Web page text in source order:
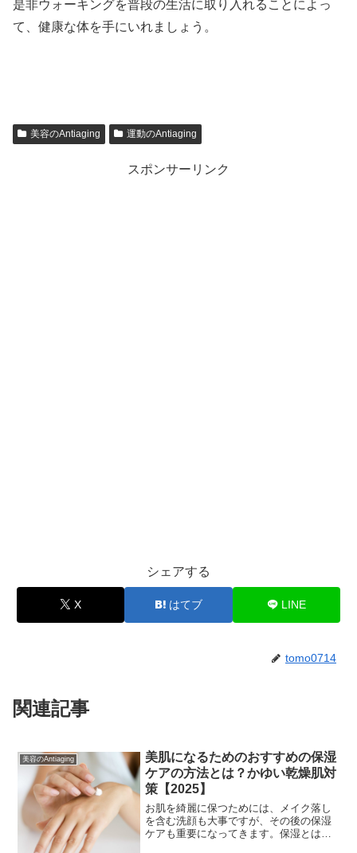
是非ウォーキングを普段の生活に取り入れることによっ
て、健康な体を手にいれましょう。
美容のAntiaging 運動のAntiaging
スポンサーリンク
シェアする
X はてブ LINE
tomo0714
関連記事
美容のAntiaging
美肌になるためのおすすめの保湿
ケアの方法とは？かゆい乾燥肌対
策【2025】
お肌を綺麗に保つためには、メイク落し
を含む洗顔も大事ですが、その後の保湿
ケアも重要になってきます。保湿とは、